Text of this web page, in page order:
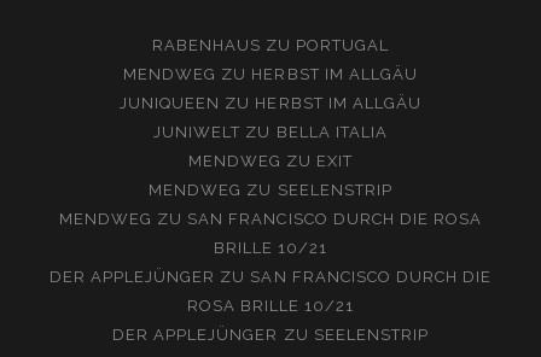
RABENHAUS ZU PORTUGAL
MENDWEG ZU HERBST IM ALLGÄU
JUNIQUEEN ZU HERBST IM ALLGÄU
JUNIWELT ZU BELLA ITALIA
MENDWEG ZU EXIT
MENDWEG ZU SEELENSTRIP
MENDWEG ZU SAN FRANCISCO DURCH DIE ROSA
BRILLE 10/21
DER APPLEJÜNGER ZU SAN FRANCISCO DURCH DIE
ROSA BRILLE 10/21
DER APPLEJÜNGER ZU SEELENSTRIP